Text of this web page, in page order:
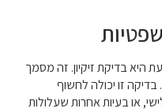
היא בדיקת זיקיון. זה מסמך
זו יכולה לחשוף
או בעיות אחרות שעלולות